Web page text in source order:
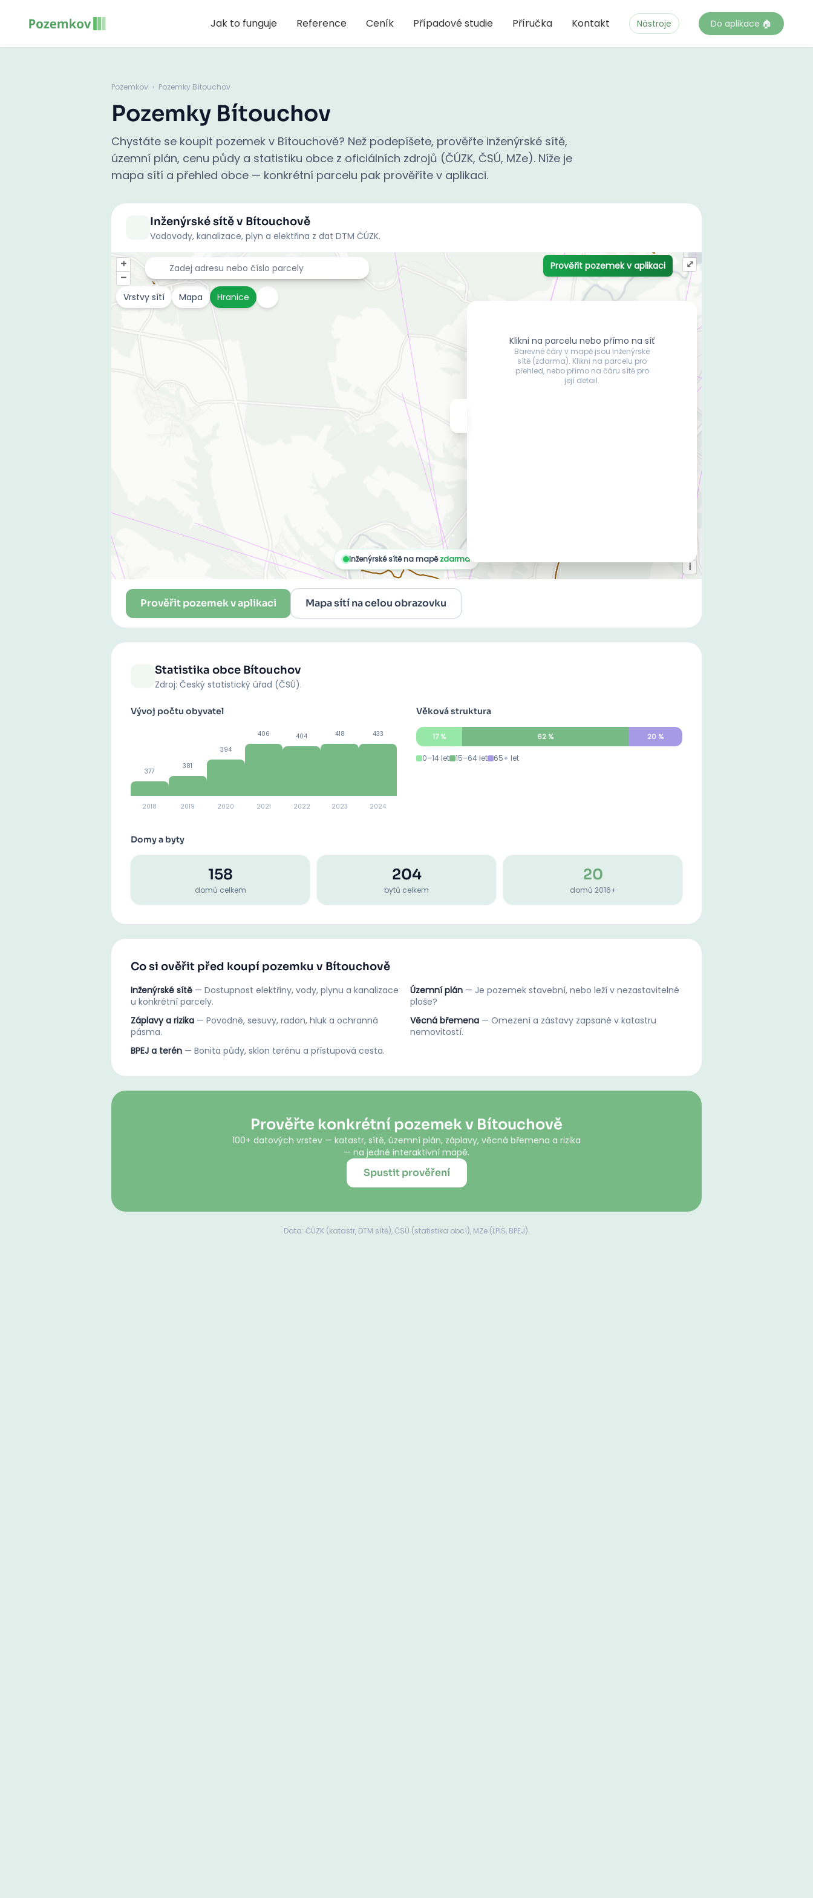
Jak to funguje Reference Ceník Případové studie Příručka Kontakt Nástroje Do aplikace 🏠
Pozemkov › Pozemky Bítouchov
Pozemky Bítouchov
Chystáte se koupit pozemek v Bítouchově? Než podepíšete, prověřte inženýrské sítě,
územní plán, cenu půdy a statistiku obce z oficiálních zdrojů (ČÚZK, ČSÚ, MZe). Níže je
mapa sítí a přehled obce — konkrétní parcelu pak prověříte v aplikaci.
Inženýrské sítěv Bítouchově
Vodovody, kanalizace, plyn a elektřina z dat DTM ČÚZK.
Prověřit pozemek v aplikaci Mapa sítí na celou obrazovku
Statistika obce Bítouchov
Zdroj: Český statistický úřad (ČSÚ).
Vývoj počtu obyvatel
377
2018
381
2019
394
2020
406
2021
404
2022
418
2023
433
2024
Věková struktura
17% 62% 20%
0–14 let 15–64 let 65+ let
Domy a byty
158
domů celkem
204
bytů celkem
20
domů 2016+
Co si ověřit před koupí pozemku v Bítouchově
Inženýrské sítě — Dostupnost elektřiny, vody, plynu a kanalizace
u konkrétní parcely.
Územní plán — Je pozemek stavební, nebo leží v nezastavitelné
ploše?
Záplavy a rizika — Povodně, sesuvy, radon, hluk a ochranná
pásma.
Věcná břemena — Omezení a zástavy zapsané v katastru
nemovitostí.
BPEJ a terén — Bonita půdy, sklon terénu a přístupová cesta.
Prověřte konkrétní pozemek v Bítouchově
100+ datových vrstev — katastr, sítě, územní plán, záplavy, věcná břemena a rizika
— na jedné interaktivní mapě.
Spustit prověření
Data: ČÚZK (katastr, DTM sítě), ČSÚ (statistika obcí), MZe (LPIS, BPEJ).